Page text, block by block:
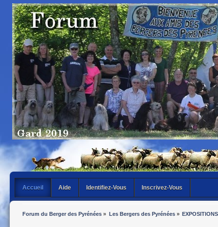
Accueil Aide Identifiez-Vous Inscrivez-Vous
Forum du Berger des Pyrénées » Les Bergers des Pyrénées» EXPOSITIONS